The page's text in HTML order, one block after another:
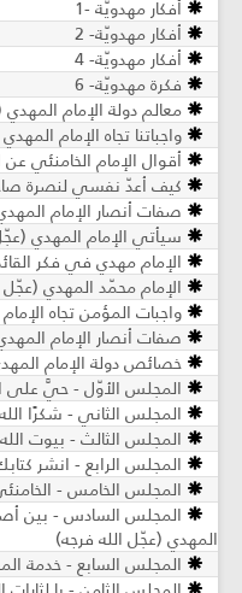
أفكار مهدويّة -1
أفكار مهدويّة- 2
أفكار مهدويّة- 4
فكرة مهدويّة- 6
معالم دولة الإمام
واجباتنا تجاه الإمام
أقوال الإمام الخامنئي عن
كيف أعدّ نفسي لنصرة
صفات أنصار الإمام
سيأتي الإمام المهدي
الإمام مهدي في فكر
الإمام محمّد المهدي (عجّل
واجبات المؤمن تجاه
صفات أنصار الإمام
خصائص دولة الإمام
المجلس الأوّل - حيَّ على
المجلس الثاني - شكرًا
المجلس الثالث - بيوت
المجلس الرابع - انشر
المجلس الخامس -
المجلس السادس - بين
المهدي (عجّل الله فرجه)
المجلس السابع - خدمة